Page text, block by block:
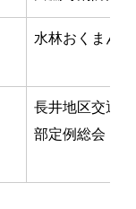
水林おくまん
長井地区交通
部定例総会